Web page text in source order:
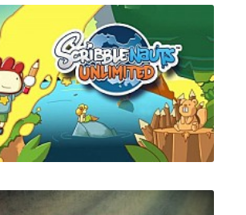
Jupiter Hell